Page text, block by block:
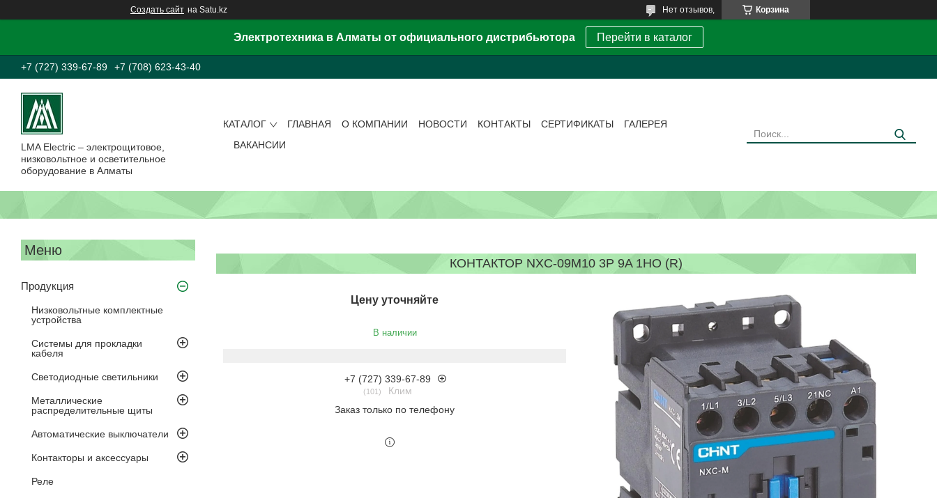
Создать сайт на Satu.kz Корзина
Нет отзывов,
Электротехника в Алматы от официального дистрибьютора Перейти в каталог
+7 (727) 339-67-89 +7 (708) 623-43-40
LMA Electric – электрощитовое,
низковольтное и осветительное
оборудование в Алматы
КАТАЛОГ ГЛАВНАЯ О КОМПАНИИ НОВОСТИ КОНТАКТЫ СЕРТИФИКАТЫ
ГАЛЕРЕЯ
ВАКАНСИИ
Продукция
Низковольтные комплектные
устройства
Системы для прокладки
кабеля
Светодиодные светильники
Металлические
распределительные щиты
Автоматические выключатели
Контакторы и аксессуары
Реле
КОНТАКТОР NXC-09M10 3P 9A 1НО (R)
Цену уточняйте
В наличии
+7 (727) 339-67-89
101
Клим
Заказ только по телефону